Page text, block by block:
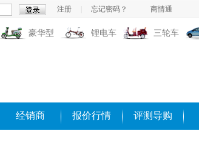
注册 忘记密码？ 商情通
豪华型 锂电车 三轮车
经销商 报价行情 评测导购